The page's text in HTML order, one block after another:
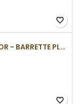
favorite_border
STYLO SLIMLINE OR - BARRETTE PLATE
favorite_border